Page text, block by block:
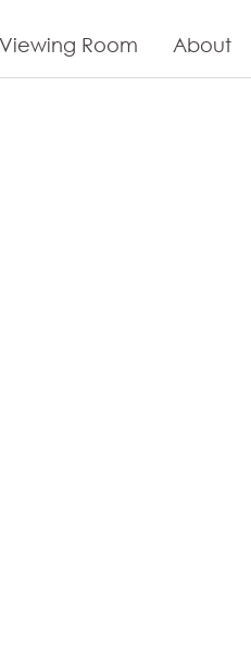
Viewing Room About